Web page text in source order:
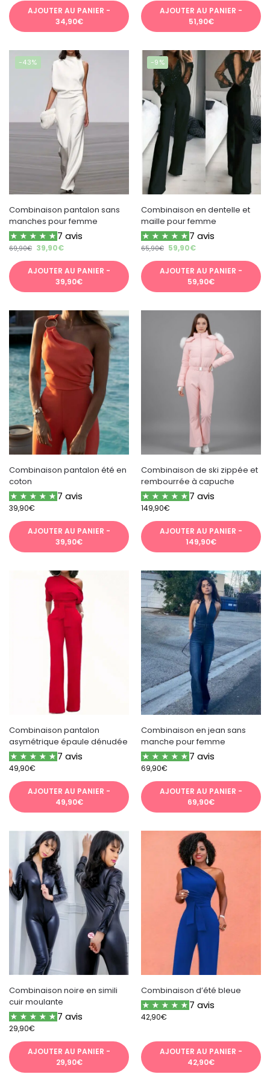
AJOUTER AU PANIER -
34,90€
AJOUTER AU PANIER -
51,90€
-43%
Combinaison pantalon sans
manches pour femme
7 avis
69,90€ 39,90€
AJOUTER AU PANIER -
39,90€
-9%
Combinaison en dentelle et
maille pour femme
7 avis
65,90€ 59,90€
AJOUTER AU PANIER -
59,90€
Combinaison pantalon été en
coton
7 avis
39,90€
AJOUTER AU PANIER -
39,90€
Combinaison de ski zippée et
rembourrée à capuche
7 avis
149,90€
AJOUTER AU PANIER -
149,90€
Combinaison pantalon
asymétrique épaule dénudée
7 avis
49,90€
AJOUTER AU PANIER -
49,90€
Combinaison en jean sans
manche pour femme
7 avis
69,90€
AJOUTER AU PANIER -
69,90€
Combinaison noire en simili
cuir moulante
7 avis
29,90€
AJOUTER AU PANIER -
29,90€
Combinaison d’été bleue
7 avis
42,90€
AJOUTER AU PANIER -
42,90€